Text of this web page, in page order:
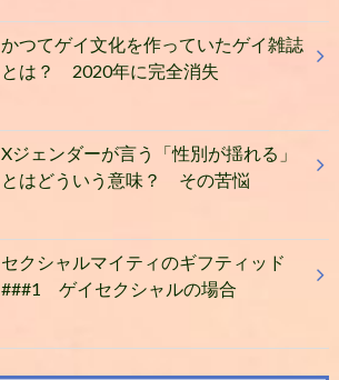
かつてゲイ文化を作っていたゲイ雑誌
とは？ 2020年に完全消失
Xジェンダーが言う「性別が揺れる」
とはどういう意味？ その苦悩
セクシャルマイティのギフティッド
###1 ゲイセクシャルの場合